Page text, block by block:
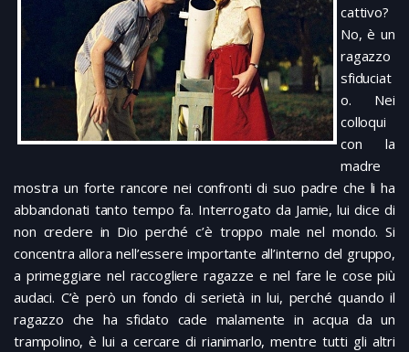
cattivo?
No, è un
ragazzo
sfiduciat
o. Nei
colloqui
con la
madre
mostra un forte rancore nei confronti di suo padre che li ha
abbandonati tanto tempo fa. Interrogato da Jamie, lui dice di
non credere in Dio perché c’è troppo male nel mondo. Si
concentra allora nell’essere importante all’interno del gruppo,
a primeggiare nel raccogliere ragazze e nel fare le cose più
audaci. C’è però un fondo di serietà in lui, perché quando il
ragazzo che ha sfidato cade malamente in acqua da un
trampolino, è lui a cercare di rianimarlo, mentre tutti gli altri